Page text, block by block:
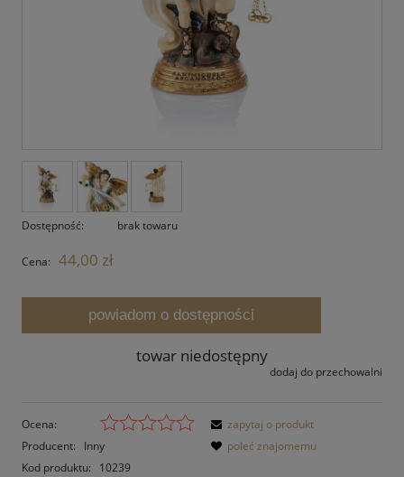
Dostępność: brak towaru
Cena: 44,00 zł
powiadom o dostępności
towar niedostępny
dodaj do przechowalni
Ocena:
Producent:
Inny
Kod produktu:
10239
zapytaj o produkt
poleć znajomemu